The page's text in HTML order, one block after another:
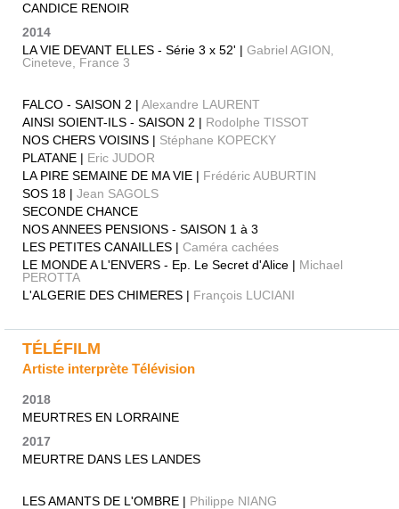
CANDICE RENOIR
2014
LA VIE DEVANT ELLES - Série 3 x 52' | Gabriel AGION,
Cineteve, France 3
FALCO - SAISON 2 | Alexandre LAURENT
AINSI SOIENT-ILS - SAISON 2 | Rodolphe TISSOT
NOS CHERS VOISINS | Stéphane KOPECKY
PLATANE | Eric JUDOR
LA PIRE SEMAINE DE MA VIE | Frédéric AUBURTIN
SOS 18 | Jean SAGOLS
SECONDE CHANCE
NOS ANNEES PENSIONS - SAISON 1 à 3
LES PETITES CANAILLES | Caméra cachées
LE MONDE A L'ENVERS - Ep. Le Secret d'Alice | Michael
PEROTTA
L'ALGERIE DES CHIMERES | François LUCIANI
TÉLÉFILM
Artiste interprète Télévision
2018
MEURTRES EN LORRAINE
2017
MEURTRE DANS LES LANDES
LES AMANTS DE L'OMBRE | Philippe NIANG